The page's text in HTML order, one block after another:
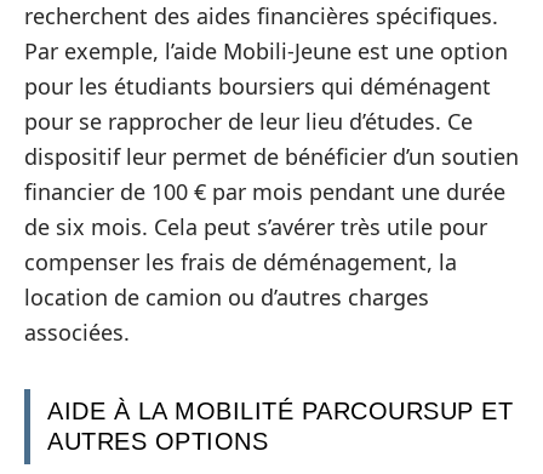
recherchent des aides financières spécifiques.
Par exemple, l’aide Mobili-Jeune est une option
pour les étudiants boursiers qui déménagent
pour se rapprocher de leur lieu d’études. Ce
dispositif leur permet de bénéficier d’un soutien
financier de 100 € par mois pendant une durée
de six mois. Cela peut s’avérer très utile pour
compenser les frais de déménagement, la
location de camion ou d’autres charges
associées.
AIDE À LA MOBILITÉ PARCOURSUP ET
AUTRES OPTIONS